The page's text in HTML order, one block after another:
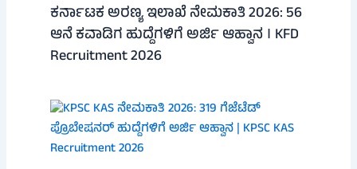
ಕರ್ನಾಟಕ ಅರಣ್ಯ ಇಲಾಖೆ ನೇಮಕಾತಿ 2026: 56
ಆನೆ ಕವಾಡಿಗ ಹುದ್ದೆಗಳಿಗೆ ಅರ್ಜಿ ಆಹ್ವಾನ । KFD
Recruitment 2026